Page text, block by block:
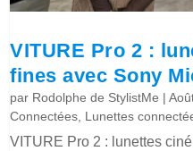
VITURE Pro 2 :
fines avec Sony
par Rodolphe de StylistMe |
Connectées, Lunettes
VITURE Pro 2 : lunettes